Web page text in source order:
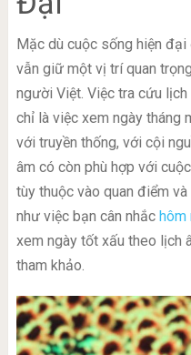
Mặc dù cuộc sống hiện
vẫn giữ một vị trí quan
người Việt. Việc tra cứu
chỉ là việc xem ngày tháng
với truyền thống, với cội
âm có còn phù hợp với
tùy thuộc vào quan điểm
như việc bạn cân nhắc hôm
xem ngày tốt xấu theo lịch
tham khảo.